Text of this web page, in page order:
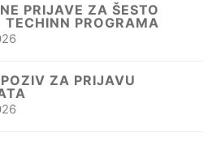
PRIJAVE ZA ŠESTO
TECHINN PROGRAMA
ZA PRIJAVU